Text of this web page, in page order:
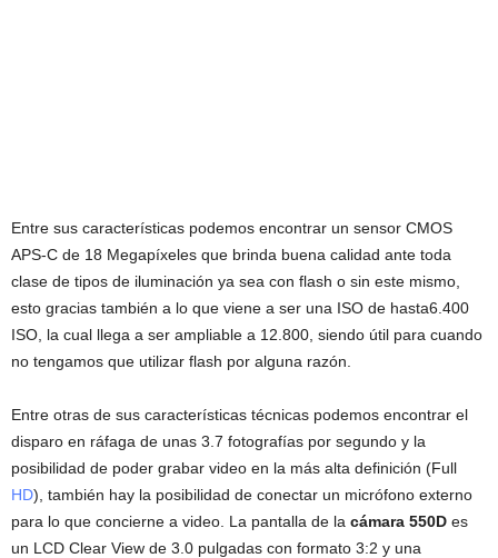
Entre sus características podemos encontrar un sensor CMOS
APS-C de 18 Megapíxeles que brinda buena calidad ante toda
clase de tipos de iluminación ya sea con flash o sin este mismo,
esto gracias también a lo que viene a ser una ISO de hasta6.400
ISO, la cual llega a ser ampliable a 12.800, siendo útil para cuando
no tengamos que utilizar flash por alguna razón.
Entre otras de sus características técnicas podemos encontrar el
disparo en ráfaga de unas 3.7 fotografías por segundo y la
posibilidad de poder grabar video en la más alta definición (Full
HD), también hay la posibilidad de conectar un micrófono externo
para lo que concierne a video. La pantalla de la cámara 550D es
un LCD Clear View de 3.0 pulgadas con formato 3:2 y una